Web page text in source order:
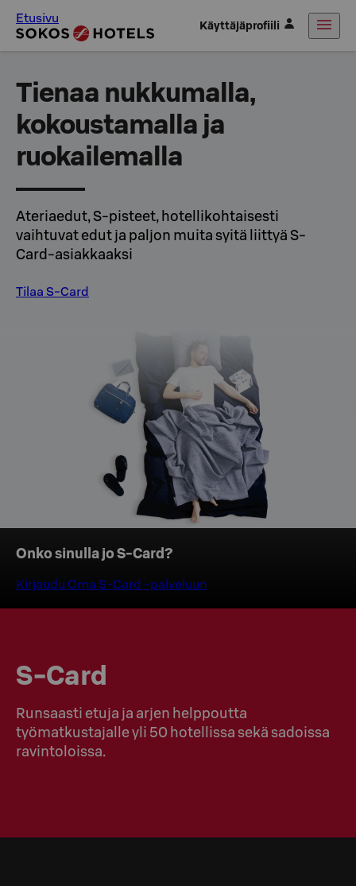
Etusivu Käyttäjäprofiili
Tienaa nukkumalla,
kokoustamalla ja
ruokailemalla
Ateriaedut, S-pisteet, hotellikohtaisesti
vaihtuvat edut ja paljon muita syitä liittyä S-
Card-asiakkaaksi
Tilaa S-Card
Edellinen
karusellin
osio
Seuraava
karusellin
osio
Onko sinulla jo S‑Card?
Kirjaudu Oma S‑Card -palveluun
S-Card
Runsaasti etuja ja arjen helppoutta
työmatkustajalle yli 50 hotellissa sekä sadoissa
ravintoloissa.